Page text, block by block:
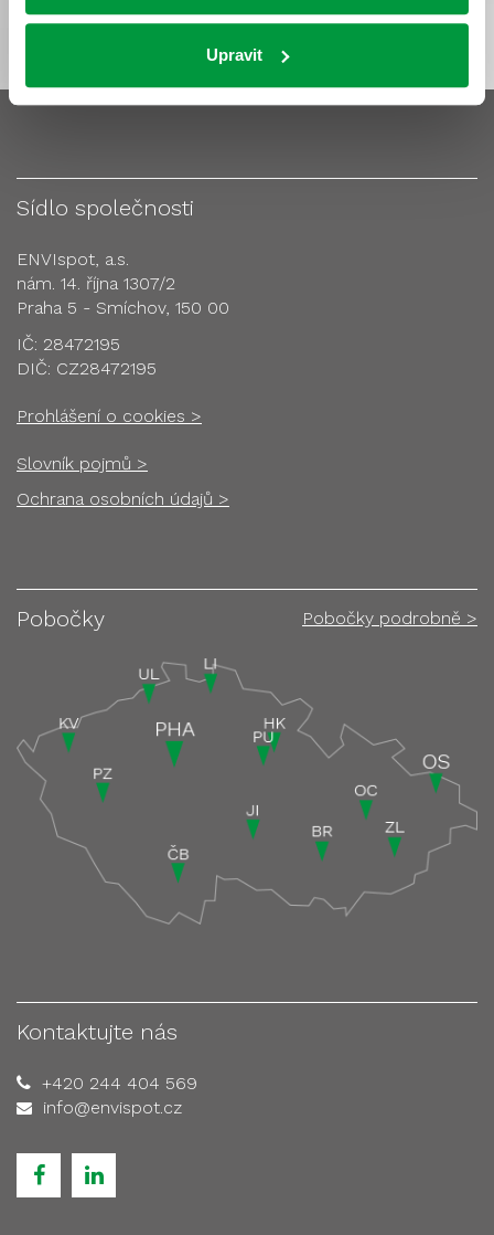
Upravit
Sídlo společnosti
ENVIspot, a.s.
nám. 14. října 1307/2
Praha 5 - Smíchov, 150 00
IČ: 28472195
DIČ: CZ28472195
Prohlášení o cookies >
Slovník pojmů >
Ochrana osobních údajů >
Pobočky Pobočky podrobně >
Kontaktujte nás
+420 244 404 569
info@envispot.cz